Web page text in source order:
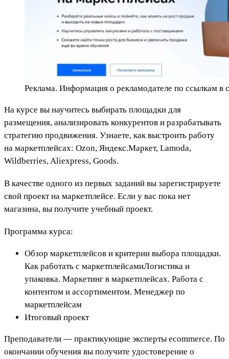
Реклама. Информация о рекламодателе по ссылкам в
На курсе вы научитесь выбирать площадки для
размещения, анализировать конкурентов и разрабатывать
стратегию продвижения. Узнаете, как выстроить работу
на маркетплейсах: Ozon, Яндекс.Маркет, Lamoda,
Wildberries, Aliexpress, Goods.
В качестве одного из первых заданий вы зарегистрируете
свой проект на маркетплейсе. Если у вас пока нет
магазина, вы получите учебный проект.
Программа курса:
Обзор маркетплейсов и критерии выбора площадки.
Как работать с маркетплейсамиЛогистика и
упаковка. Маркетинг в маркетплейсах. Работа с
контентом и ассортиментом. Менеджер по
маркетплейсам
Итоговый проект
Преподаватели — практикующие эксперты ecommerce. По
окончании обучения вы получите удостоверение о